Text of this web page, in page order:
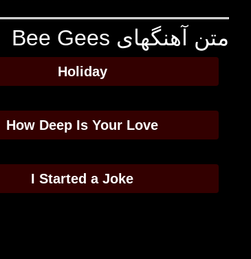
متن آهنگهای Bee Gees
Holiday
How Deep Is Your Love
I Started a Joke